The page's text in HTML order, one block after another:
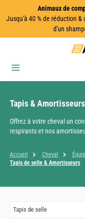
Passer au contenu principal
Animaux de
Jusqu'à 40 % de réduction
d'un
Tapis &
Offrez à votre cheval un
respirants et nos
Accueil Cheval
Tapis de selle & Amortisseurs
Tapis de selle